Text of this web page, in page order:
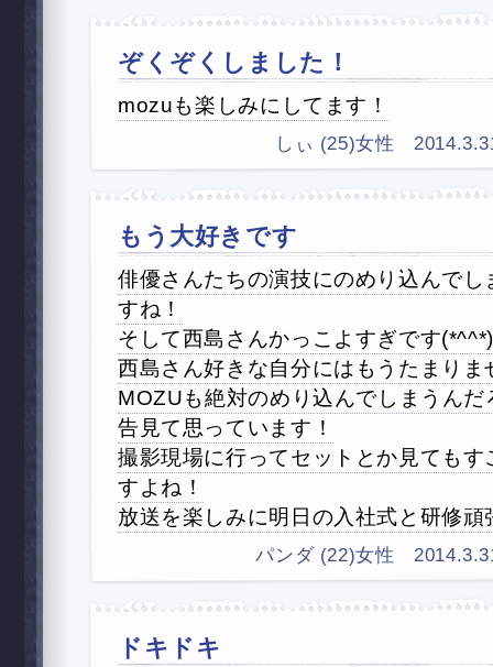
ぞくぞくしました！
mozuも楽しみにしてます！
しぃ (25)女性
もう大好きです
俳優さんたちの演技にのめり込んでし
すね！
そして西島さんかっこよすぎです(*^^*)
西島さん好きな自分にはもうたまりま
MOZUも絶対のめり込んでしまうんだ
告見て思っています！
撮影現場に行ってセットとか見てもす
すよね！
放送を楽しみに明日の入社式と研修頑
パンダ (22)女性
ドキドキ